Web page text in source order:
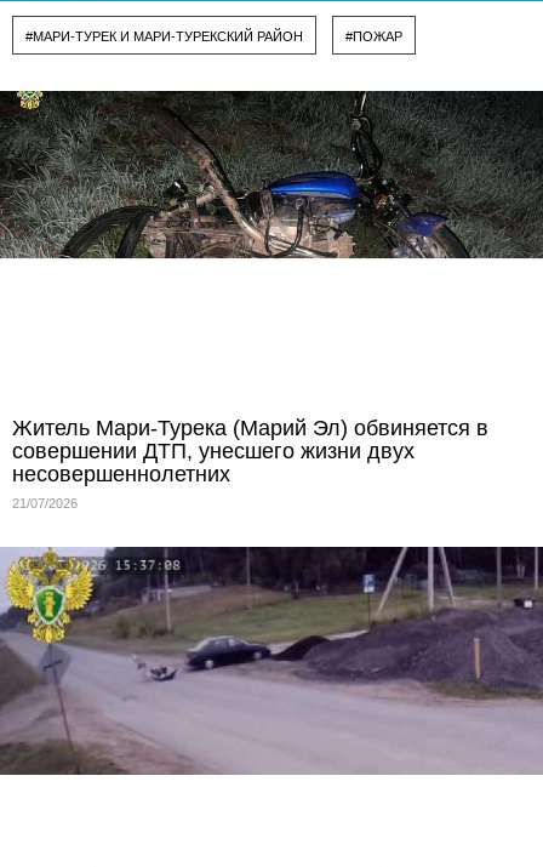
#МАРИ-ТУРЕК И МАРИ-ТУРЕКСКИЙ РАЙОН #ПОЖАР
Житель Мари-Турека (Марий Эл) обвиняется в
совершении ДТП, унесшего жизни двух
несовершеннолетних
21/07/2026